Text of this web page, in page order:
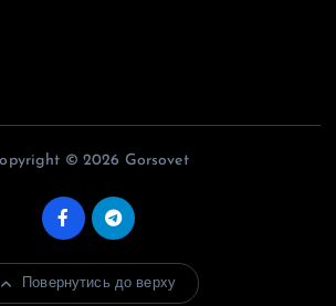
© 2026 Gorsovet
Повернутись до верху